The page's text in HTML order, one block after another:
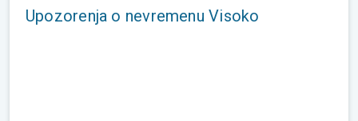
Upozorenja o nevremenu Visoko